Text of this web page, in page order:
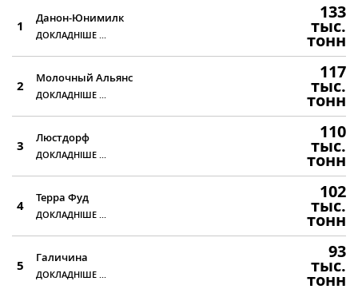
1 Данон-Юнимилк
ДОКЛАДНІШЕ ...
133
тыс.
тонн
2 Молочный Альянс
ДОКЛАДНІШЕ ...
117
тыс.
тонн
3 Люстдорф
ДОКЛАДНІШЕ ...
110
тыс.
тонн
4 Терра Фуд
ДОКЛАДНІШЕ ...
102
тыс.
тонн
5 Галичина
ДОКЛАДНІШЕ ...
93
тыс.
тонн